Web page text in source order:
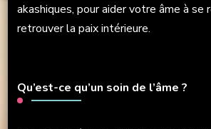
akashiques, pour aider votre âme à se
retrouver la paix intérieure.
Qu’est-ce qu’un soin de l’âme ?